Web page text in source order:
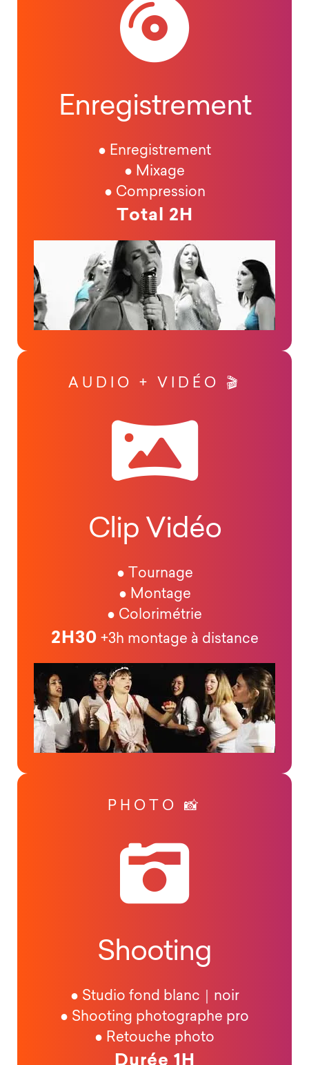
Enregistrement
● Enregistrement
● Mixage
● Compression
Total 2H
AUDIO + VIDÉO 🎬
Clip Vidéo
● Tournage
● Montage
● Colorimétrie
2H30 +3h montage à distance
PHOTO 📸
Shooting
● Studio fond blanc｜noir
● Shooting photographe pro
● Retouche photo
Durée 1H